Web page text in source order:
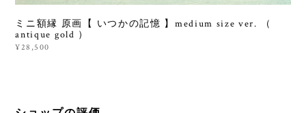
ミニ額縁 原画【 いつかの記憶 】medium size ver. （
antique gold ）
¥28,500